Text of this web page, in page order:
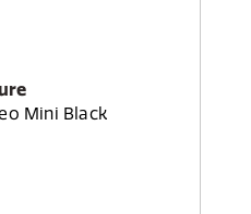
Mini Black